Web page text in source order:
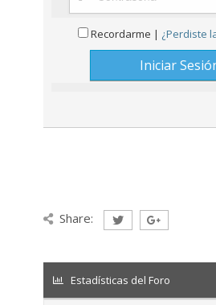
Recordarme | ¿Perdiste
Share:
Estadísticas del Foro